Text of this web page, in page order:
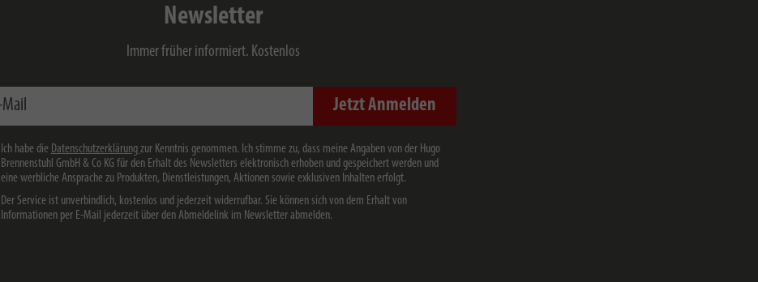
Newsletter
Immer früher informiert. Kostenlos
Jetzt Anmelden
Ich habe die Datenschutzerklärungzur Kenntnis genommen. Ich stimme zu, dass meine Angaben von der Hugo
Brennenstuhl GmbH & Co KG für den Erhalt des Newsletters elektronisch erhoben und gespeichert werden und
eine werbliche Ansprache zu Produkten, Dienstleistungen, Aktionen sowie exklusiven Inhalten erfolgt.
Der Service ist unverbindlich, kostenlos und jederzeit widerrufbar. Sie können sich von dem Erhalt von
Informationen per E-Mail jederzeit über den Abmeldelink im Newsletter abmelden.